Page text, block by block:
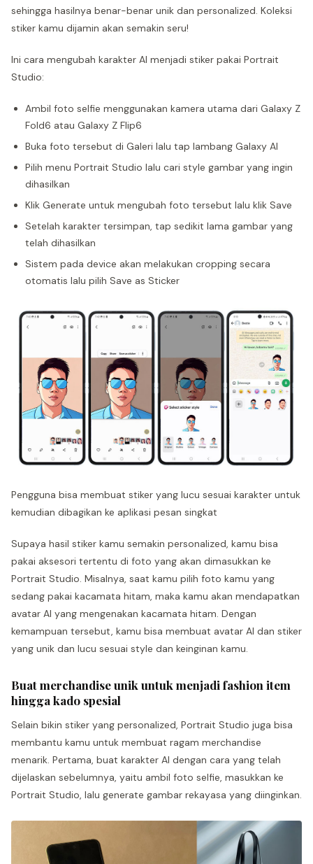
sehingga hasilnya benar-benar unik dan personalized. Koleksi
stiker kamu dijamin akan semakin seru!
Ini cara mengubah karakter AI menjadi stiker pakai Portrait
Studio:
Ambil foto selfie menggunakan kamera utama dari Galaxy Z
Fold6 atau Galaxy Z Flip6
Buka foto tersebut di Galeri lalu tap lambang Galaxy AI
Pilih menu Portrait Studio lalu cari style gambar yang ingin
dihasilkan
Klik Generate untuk mengubah foto tersebut lalu klik Save
Setelah karakter tersimpan, tap sedikit lama gambar yang
telah dihasilkan
Sistem pada device akan melakukan cropping secara
otomatis lalu pilih Save as Sticker
Pengguna bisa membuat stiker yang lucu sesuai karakter untuk
kemudian dibagikan ke aplikasi pesan singkat
Supaya hasil stiker kamu semakin personalized, kamu bisa
pakai aksesori tertentu di foto yang akan dimasukkan ke
Portrait Studio. Misalnya, saat kamu pilih foto kamu yang
sedang pakai kacamata hitam, maka kamu akan mendapatkan
avatar AI yang mengenakan kacamata hitam. Dengan
kemampuan tersebut, kamu bisa membuat avatar AI dan stiker
yang unik dan lucu sesuai style dan keinginan kamu.
Buat merchandise unik untuk menjadi fashion item
hingga kado spesial
Selain bikin stiker yang personalized, Portrait Studio juga bisa
membantu kamu untuk membuat ragam merchandise
menarik. Pertama, buat karakter AI dengan cara yang telah
dijelaskan sebelumnya, yaitu ambil foto selfie, masukkan ke
Portrait Studio, lalu generate gambar rekayasa yang diinginkan.